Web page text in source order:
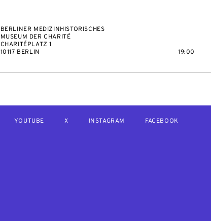
BERLINER MEDIZINHISTORISCHES
MUSEUM DER CHARITÉ
CHARITÉPLATZ 1
10117 BERLIN
19:00
YOUTUBE X INSTAGRAM FACEBOOK